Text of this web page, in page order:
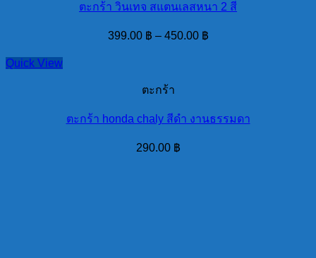
ตะกร้า วินเทจ สแตนเลสหนา 2 สี
399.00 ฿ – 450.00 ฿
Quick View
ตะกร้า
ตะกร้า honda chaly สีดำ งานธรรมดา
290.00 ฿